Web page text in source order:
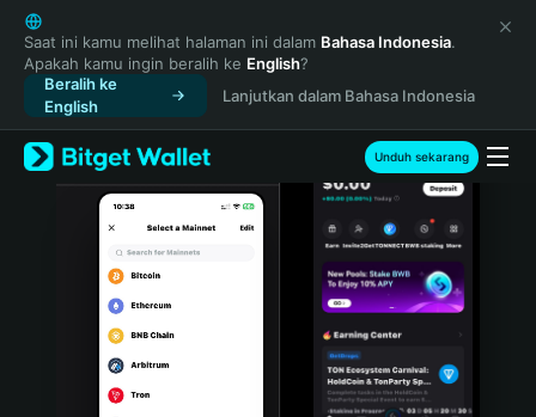
English
日本語
Tiếng Việt
Русский
Español (Latinoamérica)
Türkçe
Italiano
Português (Portugal)
Bahasa Indonesia
Saat ini kamu melihat halaman ini dalam Bahasa Indonesia.
Apakah kamu ingin beralih ke English?
Beralih ke
English
Lanjutkan dalam Bahasa Indonesia
Unduh sekarang